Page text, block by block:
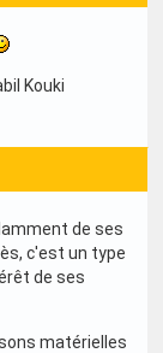
Kouki
de ses
c'est un type
de ses
matérielles